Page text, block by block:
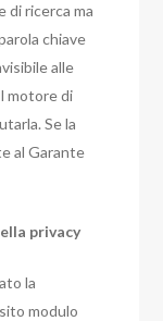
di ricerca ma
chiave
alle
motore di
Se la
al Garante
privacy
la
modulo